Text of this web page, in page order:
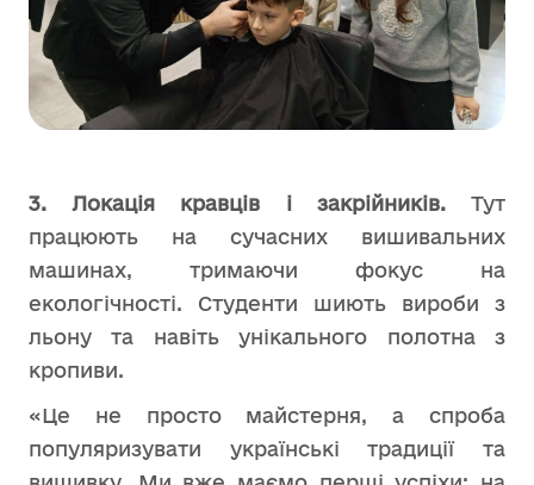
3. Локація кравців і закрійників.Тут
працюють на сучасних вишивальних
машинах, тримаючи фокус на
екологічності. Студенти шиють вироби з
льону та навіть унікального полотна з
кропиви.
«Це не просто майстерня, а спроба
популяризувати українські традиції та